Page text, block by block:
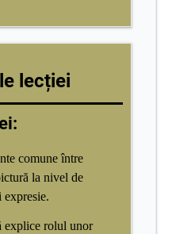
lecției
comune între
la nivel de
expresie.
explice rolul unor